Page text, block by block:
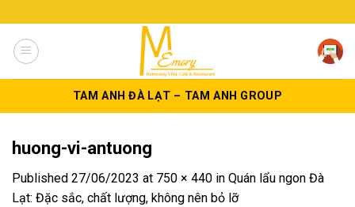
to
content
TAM ANH ĐÀ LẠT – TAM ANH GROUP
huong-vi-antuong
Published 27/06/2023 at 750 × 440 in Quán lẩu ngon Đà
Lạt: Đặc sắc, chất lượng, không nên bỏ lỡ